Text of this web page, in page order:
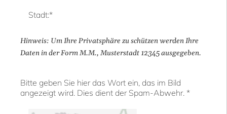
Stadt:*
Hinweis: Um Ihre Privatsphäre zu schützen werden Ihre
Daten in der Form M.M., Musterstadt 12345 ausgegeben.
Bitte geben Sie hier das Wort ein, das im Bild
angezeigt wird. Dies dient der Spam-Abwehr. *